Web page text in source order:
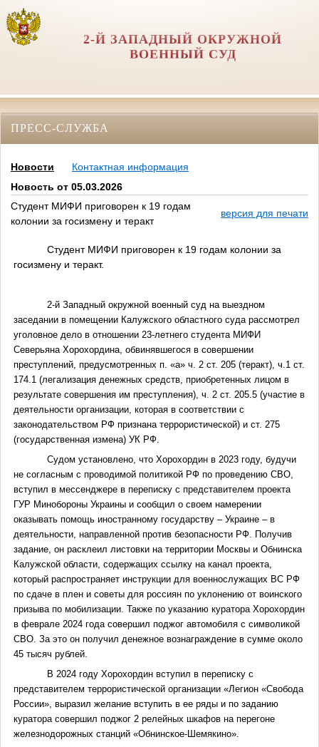
2-Й ЗАПАДНЫЙ ОКРУЖНОЙ
ВОЕННЫЙ СУД
ПРЕСС-СЛУЖБА
Новости
Контактная информация
Новость от 05.03.2026
Студент МИФИ приговорен к 19 годам
колонии за госизмену и теракт
версия для печати
Студент МИФИ приговорен к 19 годам колонии за
госизмену и теракт.
2-й Западный окружной военный суд на выездном
заседании в помещении Калужского областного суда рассмотрел
уголовное дело в отношении 23-летнего студента МИФИ
Северьяна Хорохордина, обвинявшегося в совершении
преступлений, предусмотренных п. «а» ч. 2 ст. 205 (теракт), ч.1 ст.
174.1 (легализация денежных средств, приобретенных лицом в
результате совершения им преступления), ч. 2 ст. 205.5 (участие в
деятельности организации, которая в соответствии с
законодательством РФ признана террористической) и ст. 275
(государственная измена) УК РФ.
Судом установлено, что Хорохордин в 2023 году, будучи
не согласным с проводимой политикой РФ по проведению СВО,
вступил в мессенджере в переписку с представителем проекта
ГУР Минобороны Украины и сообщил о своем намерении
оказывать помощь иностранному государству – Украине – в
деятельности, направленной против безопасности РФ. Получив
задание, он расклеил листовки на территории Москвы и Обнинска
Калужской области, содержащих ссылку на канал проекта,
который распространяет инструкции для военнослужащих ВС РФ
по сдаче в плен и советы для россиян по уклонению от воинского
призыва по мобилизации. Также по указанию куратора Хорохордин
в феврале 2024 года совершил поджог автомобиля с символикой
СВО. За это он получил денежное вознаграждение в сумме около
45 тысяч рублей.
В 2024 году Хорохордин вступил в переписку с
представителем террористической организации «Легион «Свобода
России», выразил желание вступить в ее ряды и по заданию
куратора совершил поджог 2 релейных шкафов на перегоне
железнодорожных станций «Обнинское-Шемякино».